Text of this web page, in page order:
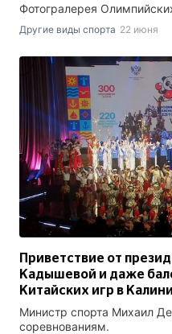
Фотогралерея
Другие виды спорта 22 июня
Приветствие от
Кадышевой и даже
Китайских игр в
Министр спорта Михаил
соревнованиям.